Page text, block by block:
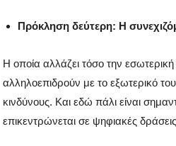
Πρόκληση δεύτερη: Η
Η οποία αλλάζει τόσο την
αλληλοεπιδρούν με το εξωτερικό
κινδύνους. Και εδώ πάλι είναι
επικεντρώνεται σε ψηφιακές